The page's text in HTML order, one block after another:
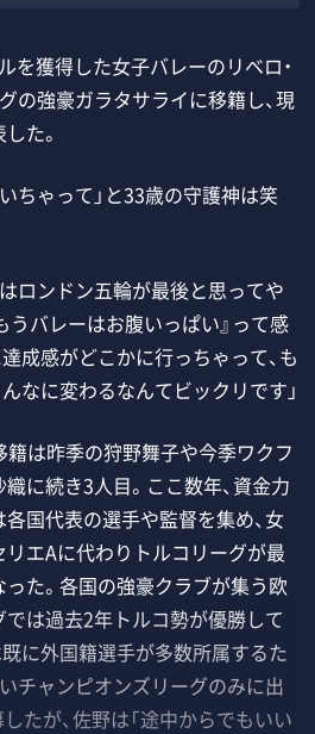
を獲得した女子バレーのリベロ・
の強豪ガラタサライに移籍し、現
た。
ちゃって」と33歳の守護神は笑
ロンドン五輪が最後と思ってや
うバレーはお腹いっぱい』って感
成感がどこかに行っちゃって、も
なに変わるなんてビックリです」
籍は昨季の狩野舞子や今季ワクフ
に続き3人目。ここ数年、資金力
国代表の選手や監督を集め、女
エAに代わりトルコリーグが最
た。各国の強豪クラブが集う欧
は過去2年トルコ勢が優勝して
に外国籍選手が多数所属するた
チャンピオンズリーグのみに出
たが、佐野は「途中からでもいい